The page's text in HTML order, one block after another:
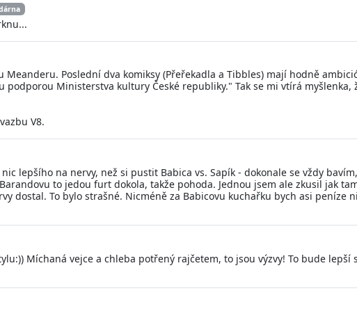
Poslední dva komiksy (Přeřekadla a Tibbles) mají hodně
podporou Ministerstva kultury České republiky." Tak se mi vtírá
V8.
lepšího na nervy, než si pustit Babica vs. Sapík - dokonale se vždy
to jedou furt dokola, takže pohoda. Jednou jsem ale zkusil jak
dostal. To bylo strašné. Nicméně za Babicovu kuchařku bych asi peníze
Míchaná vejce a chleba potřený rajčetem, to jsou výzvy! To bude